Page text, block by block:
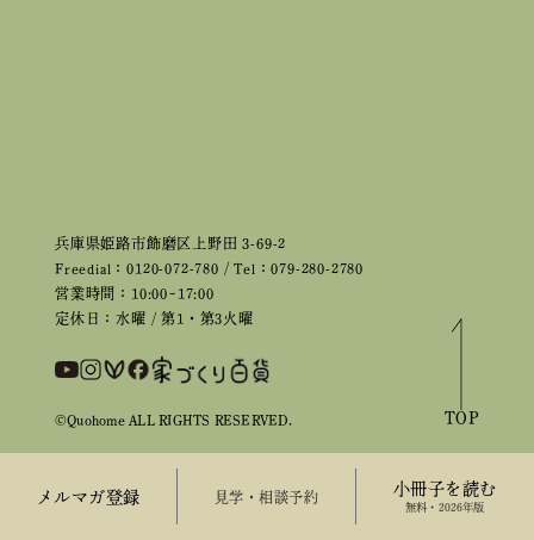
メルマガ登録 来場予約 小冊子を読む
無料・2026年版
兵庫県姫路市飾磨区上野田 3-69-2
Freedial：0120-072-780 / Tel：079-280-2780
営業時間：10:00~17:00
定休日：水曜 / 第1・第3火曜
©Quohome ALL RIGHTS RESERVED. TOP